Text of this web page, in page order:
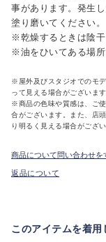
事があります。発生
塗り磨いてください。
※乾燥するときは陰干
※油をひいてある場所
※屋外及びスタジオでのモ
って見える場合がございま
※商品の色味や質感は、ご
合がございます。また、店
り明るく見える場合がござ
商品について問い合わせを
返品について
このアイテムを着